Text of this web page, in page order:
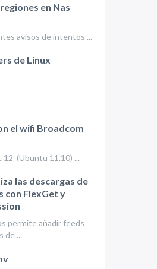
en Nas
avisos de intentos ...
de Linux
el wifi Broadcom
(Ubuntu 11.10) ...
las descargas de
con FlexGet y
permite añadir feeds
de ...